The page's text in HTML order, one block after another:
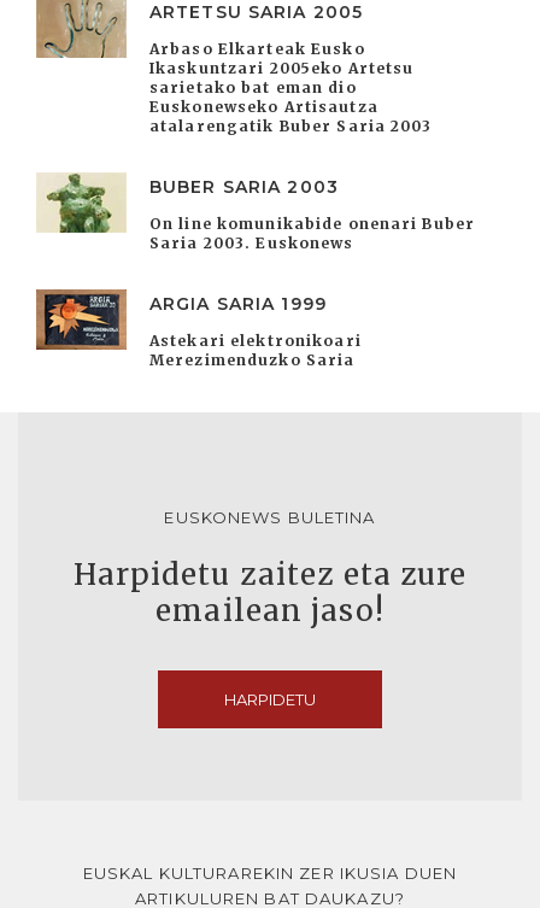
ARTETSU SARIA 2005
Arbaso Elkarteak Eusko
Ikaskuntzari 2005eko Artetsu
sarietako bat eman dio
Euskonewseko Artisautza
atalarengatik Buber Saria 2003
BUBER SARIA 2003
On line komunikabide onenari Buber
Saria 2003. Euskonews
ARGIA SARIA 1999
Astekari elektronikoari
Merezimenduzko Saria
EUSKONEWS BULETINA
Harpidetu zaitez eta zure
emailean jaso!
HARPIDETU
EUSKAL KULTURAREKIN ZER IKUSIA DUEN
ARTIKULUREN BAT DAUKAZU?